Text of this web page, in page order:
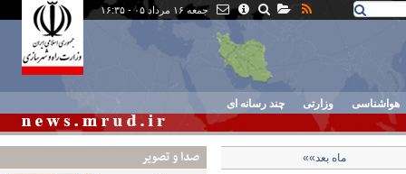
جمعه ۱۶ مرداد ۰۵ - ۱۶:۳۵
هواشناسی وزارتی چند رسانه ای
صدا و تصوير ماه بعد»»